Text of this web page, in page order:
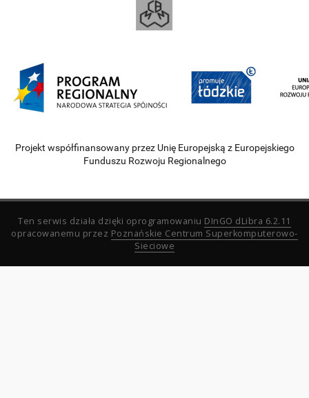
Projekt współfinansowany przez Unię Europejską z Europejskiego
Funduszu Rozwoju Regionalnego
Ten serwis działa dzięki oprogramowaniu DInGO dLibra 6.2.11
opracowanemu przez Poznańskie Centrum Superkomputerowo-
Sieciowe